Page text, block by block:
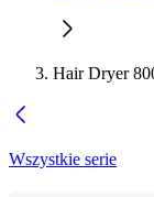
Hair Dryer
Wszystkie serie